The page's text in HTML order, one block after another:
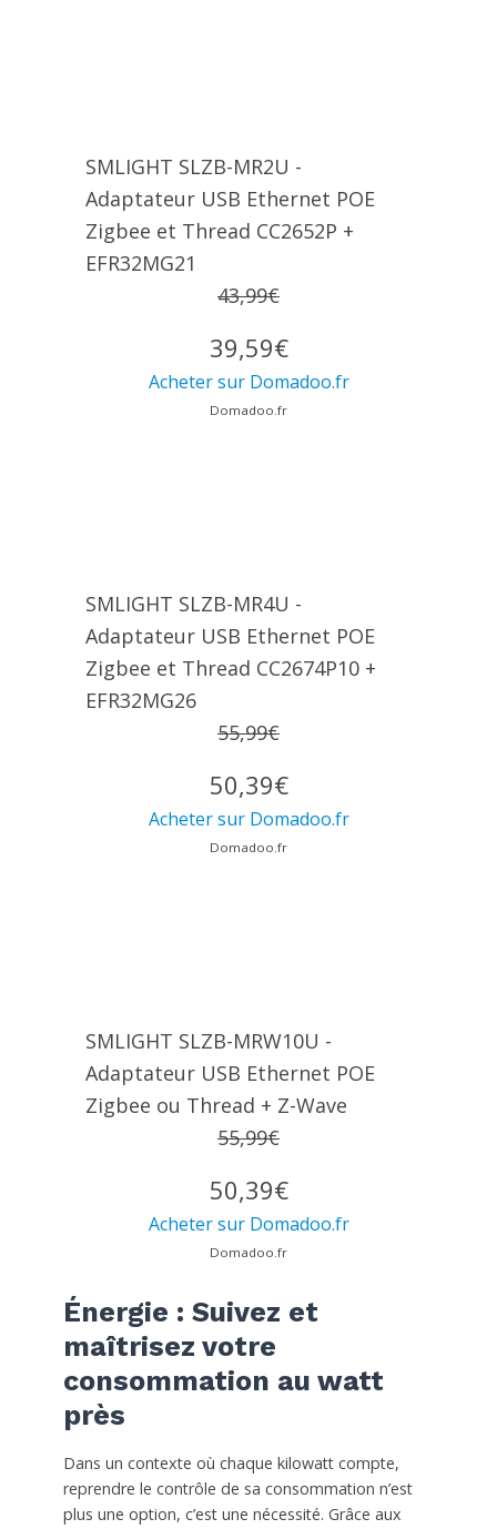
SMLIGHT SLZB-MR2U -
Adaptateur USB Ethernet POE
Zigbee et Thread CC2652P +
EFR32MG21
43,99€
39,59€
Acheter sur Domadoo.fr
Domadoo.fr
SMLIGHT SLZB-MR4U -
Adaptateur USB Ethernet POE
Zigbee et Thread CC2674P10 +
EFR32MG26
55,99€
50,39€
Acheter sur Domadoo.fr
Domadoo.fr
SMLIGHT SLZB-MRW10U -
Adaptateur USB Ethernet POE
Zigbee ou Thread + Z-Wave
55,99€
50,39€
Acheter sur Domadoo.fr
Domadoo.fr
Énergie : Suivez et
maîtrisez votre
consommation au watt
près
Dans un contexte où chaque kilowatt compte,
reprendre le contrôle de sa consommation n’est
plus une option, c’est une nécessité. Grâce aux